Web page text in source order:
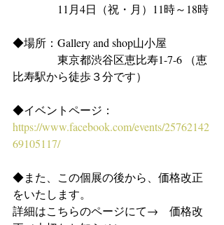
11月4日（祝・月）11時～18時
◆場所：Gallery and shop山小屋
東京都渋谷区恵比寿1-7-6 （恵
比寿駅から徒歩３分です）
◆イベントページ：
https://www.facebook.com/events/25762142
69105117/
◆また、この個展の後から、価格改正
をいたします。
詳細はこちらのページにて→　価格改